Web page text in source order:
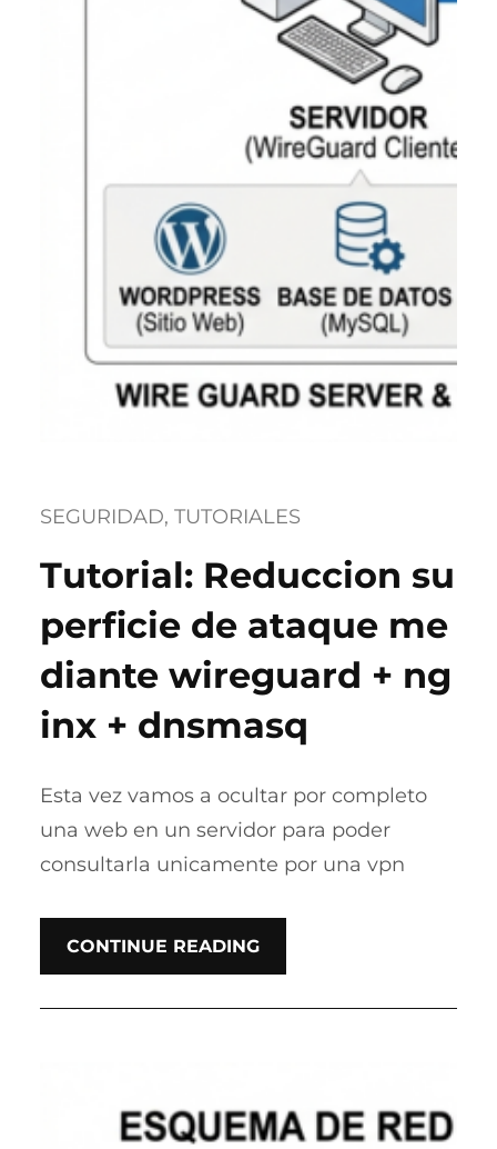
SEGURIDAD, TUTORIALES
Tutorial: Reduccion su
perficie de ataque me
diante wireguard + ng
inx + dnsmasq
Esta vez vamos a ocultar por completo
una web en un servidor para poder
consultarla unicamente por una vpn
CONTINUE READING